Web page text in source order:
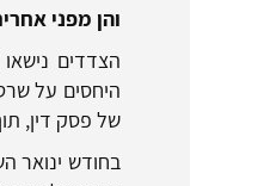
והן מפני
היחסים על
של פסק דין,
בחודש ינואר